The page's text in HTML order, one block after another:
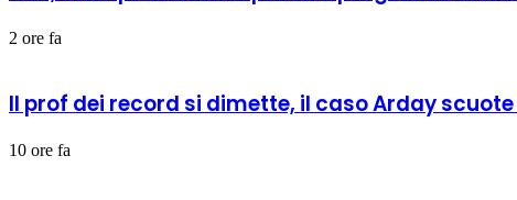
2 ore fa
Il prof dei record si dimette, il caso Arday
10 ore fa